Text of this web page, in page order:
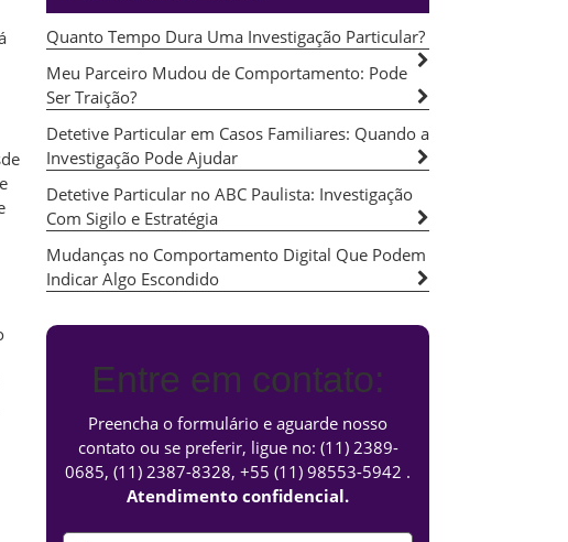
Quanto Tempo Dura Uma Investigação Particular?
Meu Parceiro Mudou de Comportamento: Pode
Ser Traição?
Detetive Particular em Casos Familiares: Quando a
Investigação Pode Ajudar
Detetive Particular no ABC Paulista: Investigação
Com Sigilo e Estratégia
Mudanças no Comportamento Digital Que Podem
Indicar Algo Escondido
Entre em contato:
Preencha o formulário e aguarde nosso
contato ou se preferir, ligue no: (11) 2389-
0685, (11) 2387-8328, +55 (11) 98553-5942 .
Atendimento confidencial.